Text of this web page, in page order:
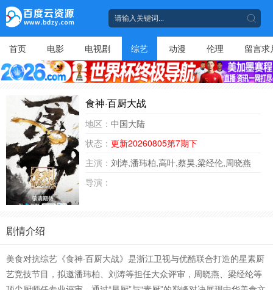
首页 电影 电视剧 综艺 动漫 伦理 留言求
食神·百厨大战
地区： 中国大陆
状态： 更新20260805第7期下
主演： 刘涛,潘玮柏,高叶,蔡昊,梁经伦,周晓燕
导演：
剧情介绍
美食对抗综艺《食神·百厨大战》是浙江卫视与优酷联合打造的星素厨
艺竞技节目，拟邀潘玮柏、刘涛等担任大众评审，周晓燕、梁经纶等